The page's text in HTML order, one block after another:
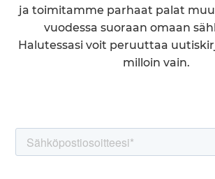
ja toimitamme parhaat palat
vuodessa suoraan omaan
Halutessasi voit peruuttaa
milloin vain.